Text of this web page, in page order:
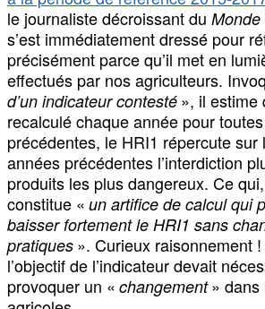
le journaliste décroissant du Monde
s’est immédiatement dressé pour
précisément parce qu’il met en
effectués par nos agriculteurs.
d’un indicateur contesté », il estime
recalculé chaque année pour
précédentes, le HRI1 répercute sur
années précédentes l’interdiction
produits les plus dangereux. Ce
constitue « un artifice de calcul qui
baisser fortement le HRI1 sans
pratiques ». Curieux raisonnement
l’objectif de l’indicateur devait
provoquer un « changement» dans